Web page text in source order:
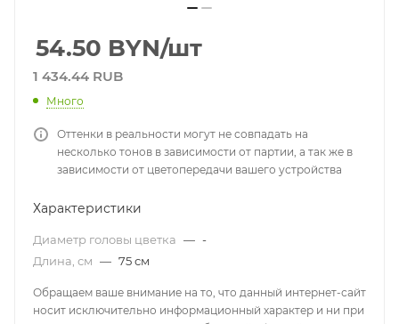
54.50 BYN/шт
1 434.44 RUB
Много
Оттенки в реальности могут не совпадать на
несколько тонов в зависимости от партии, а так же в
зависимости от цветопередачи вашего устройства
Характеристики
Диаметр головы цветка — -
Длина, см — 75 см
Обращаем ваше внимание на то, что данный интернет-сайт
носит исключительно информационный характер и ни при